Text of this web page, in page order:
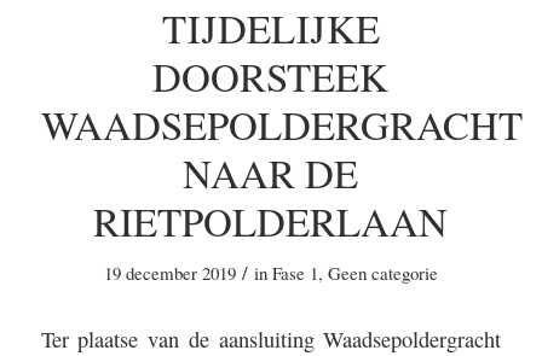
TIJDELIJKE
DOORSTEEK
WAADSEPOLDERGRACHT
NAAR DE
RIETPOLDERLAAN
19 december 2019 / in Fase 1, Geen categorie
Ter plaatse van de aansluiting Waadsepoldergracht